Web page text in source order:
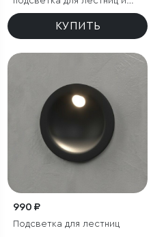
дорожек
КУПИТЬ
990 ₽
Подсветка для лестниц